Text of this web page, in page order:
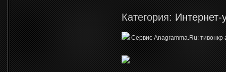
Категория:Интернет-
Сервис Anagramma.Ru: